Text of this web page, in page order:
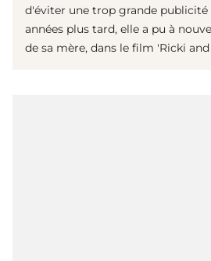
d'éviter une trop grande publicité
années plus tard, elle a pu à
de sa mère, dans le film 'Ricki